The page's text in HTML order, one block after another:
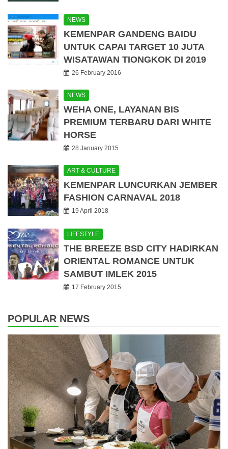
NEWS
KEMENPAR GANDENG BAIDU
UNTUK CAPAI TARGET 10 JUTA
WISATAWAN TIONGKOK DI 2019
26 February 2016
NEWS
WEHA ONE, LAYANAN BIS
PREMIUM TERBARU DARI WHITE
HORSE
28 January 2015
ART & CULTURE
KEMENPAR LUNCURKAN JEMBER
FASHION CARNAVAL 2018
19 April 2018
LIFESTYLE
THE BREEZE BSD CITY HADIRKAN
ORIENTAL ROMANCE UNTUK
SAMBUT IMLEK 2015
17 February 2015
POPULAR NEWS